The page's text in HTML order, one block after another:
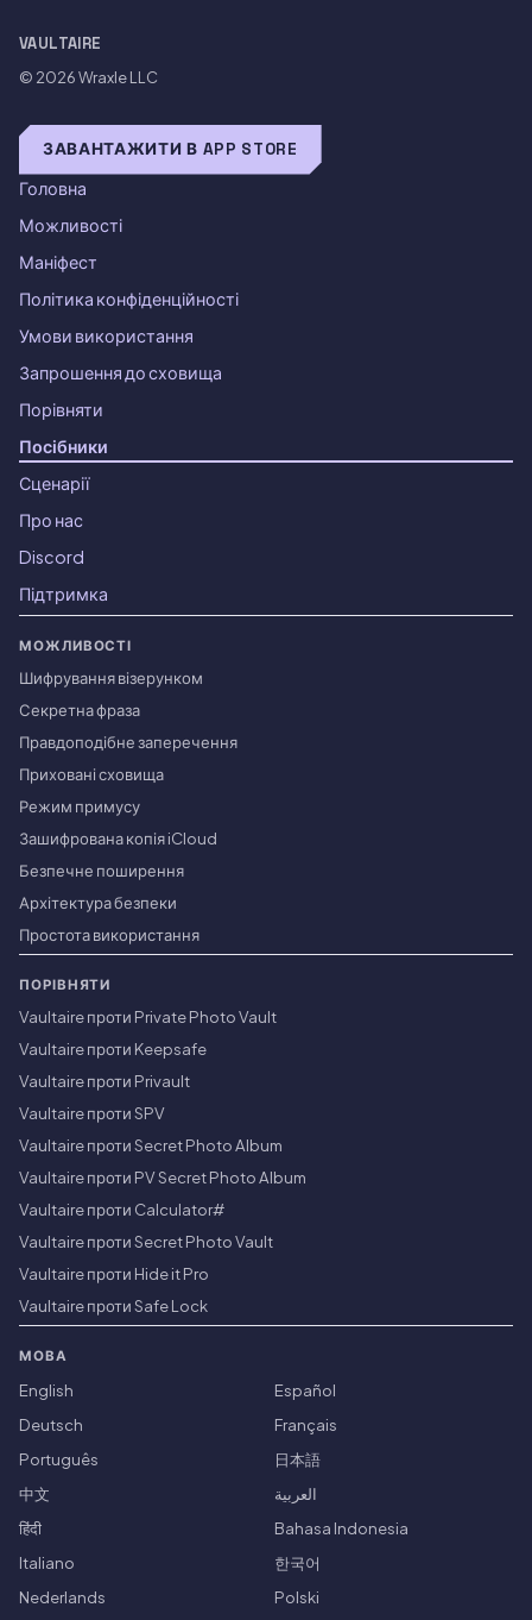
VAULTAIRE
© 2026Wraxle LLC
ЗАВАНТАЖИТИ В APP STORE
Головна
Можливості
Маніфест
Політика конфіденційності
Умови використання
Запрошення до сховища
Порівняти
Посібники
Сценарії
Про нас
Discord
Підтримка
МОЖЛИВОСТІ
Шифрування візерунком
Секретна фраза
Правдоподібне заперечення
Приховані сховища
Режим примусу
Зашифрована копія iCloud
Безпечне поширення
Архітектура безпеки
Простота використання
ПОРІВНЯТИ
Vaultaire проти Private Photo Vault
Vaultaire проти Keepsafe
Vaultaire проти Privault
Vaultaire проти SPV
Vaultaire проти Secret Photo Album
Vaultaire проти PV Secret Photo Album
Vaultaire проти Calculator#
Vaultaire проти Secret Photo Vault
Vaultaire проти Hide it Pro
Vaultaire проти Safe Lock
МОВА
English
Español
Deutsch
Français
Português
日本語
中文
العربية
हिंदी
Bahasa Indonesia
Italiano
한국어
Nederlands
Polski